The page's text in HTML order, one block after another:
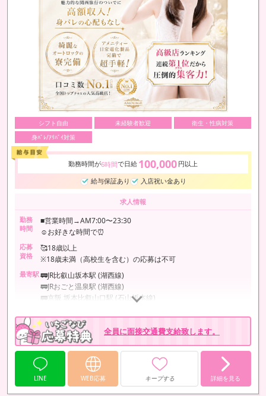
シフト自由 未経験者歓迎
衛生・性病対策
身ﾊﾞﾚ/ｱﾘﾊﾞｲ対策
勤務時間が6時間で日給 100,000 円以上
給与保証あり
入店祝い金あり
求人情報
勤務
時間
■営業時間→AM7:00〜23:30
☺️お好きな時間で⏰
応募
資格
🥰18歳以上
※18歳未満（高校生を含む）の応募は不可
最寄駅🚃JR比叡山坂本駅 (湖西線)
🚃JRおごと温泉駅 (湖西線)
🚃京阪 坂本比叡山口駅 (石山坂本線)
🚗マイカー勤務可能（無料🅿️駐車場完備）
全員に面接交通費支給致します。
LINE WEB応募 キープする 詳細を見る